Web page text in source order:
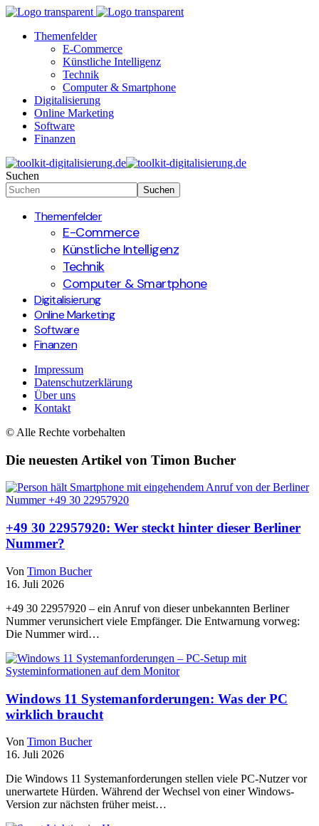
Themenfelder
E-Commerce
Künstliche Intelligenz
Technik
Computer & Smartphone
Digitalisierung
Online Marketing
Software
Finanzen
Suchen
Themenfelder
E-Commerce
Künstliche Intelligenz
Technik
Computer & Smartphone
Digitalisierung
Online Marketing
Software
Finanzen
Impressum
Datenschutzerklärung
Über uns
Kontakt
© Alle Rechte vorbehalten
Die neuesten Artikel von Timon Bucher
+49 30 22957920: Wer steckt hinter dieser Berliner
Nummer?
Von Timon Bucher
16. Juli 2026
+49 30 22957920 – ein Anruf von dieser unbekannten Berliner
Nummer verunsichert viele Empfänger. Die Entwarnung vorweg:
Die Nummer wird…
Windows 11 Systemanforderungen: Was der PC
wirklich braucht
Von Timon Bucher
16. Juli 2026
Die Windows 11 Systemanforderungen stellen viele PC-Nutzer vor
unerwartete Hürden. Während der Wechsel von einer Windows-
Version zur nächsten früher meist…